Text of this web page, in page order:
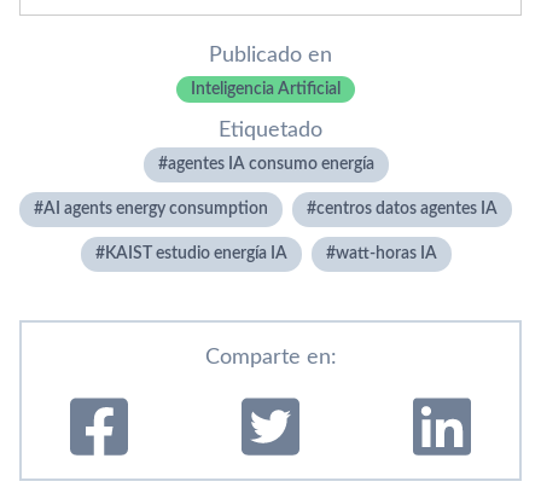
Publicado en
Inteligencia Artificial
Etiquetado
agentes IA consumo energía
AI agents energy consumption centros datos agentes IA
KAIST estudio energía IA watt-horas IA
Comparte en: